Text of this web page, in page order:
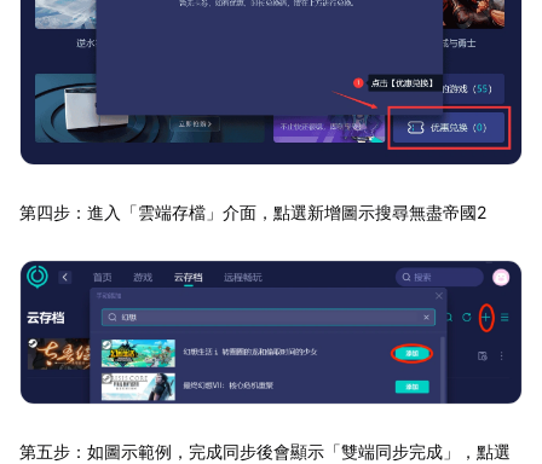
第四步：進入「雲端存檔」介面，點選新增圖示搜尋無盡帝國2
第五步：如圖示範例，完成同步後會顯示「雙端同步完成」，點選